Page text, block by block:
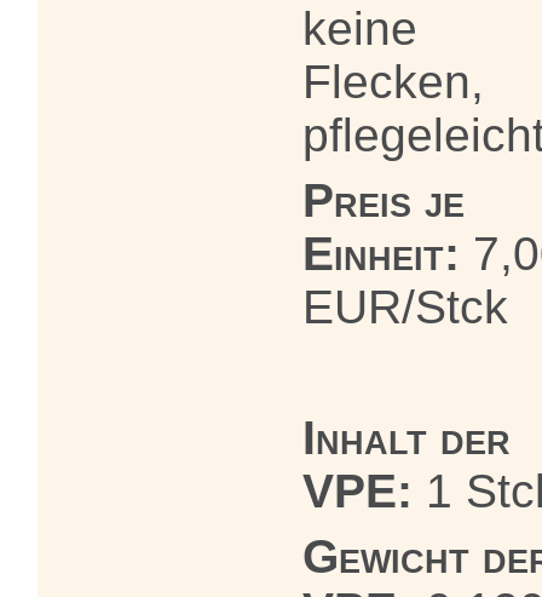
keine
Flecken,
Preis je
Einheit:
EUR/Stck
Inhalt der
VPE: 1
Gewicht